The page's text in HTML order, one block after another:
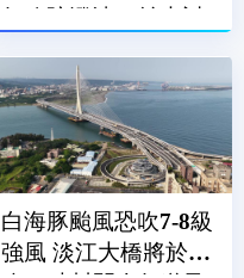
行政院澄清：並未討
白海豚颱風恐吹7-8級
強風 淡江大橋將於今